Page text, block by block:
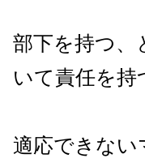
部下を持つ、
いて責任を持
適応できない